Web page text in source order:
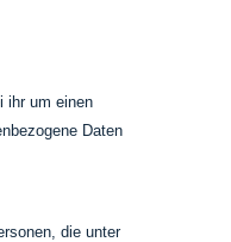
ihr um einen
Daten
die unter